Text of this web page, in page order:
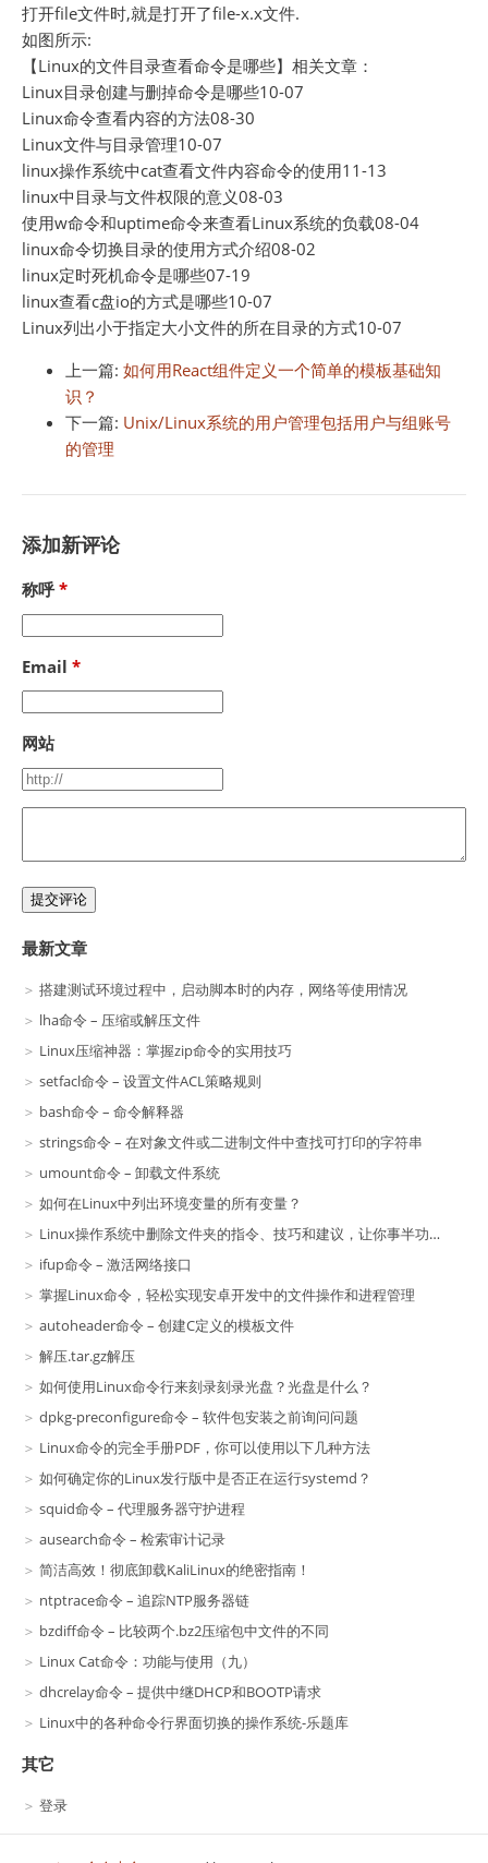
打开file文件时,就是打开了file-x.x文件.
如图所示:
【Linux的文件目录查看命令是哪些】相关文章：
Linux目录创建与删掉命令是哪些10-07
Linux命令查看内容的方法08-30
Linux文件与目录管理10-07
linux操作系统中cat查看文件内容命令的使用11-13
linux中目录与文件权限的意义08-03
使用w命令和uptime命令来查看Linux系统的负载08-04
linux命令切换目录的使用方式介绍08-02
linux定时死机命令是哪些07-19
linux查看c盘io的方式是哪些10-07
Linux列出小于指定大小文件的所在目录的方式10-07
上一篇: 如何用React组件定义一个简单的模板基础知
识？
下一篇: Unix/Linux系统的用户管理包括用户与组账号
的管理
添加新评论
称呼
Email
网站
提交评论
最新文章
搭建测试环境过程中，启动脚本时的内存，网络等使用情况
lha命令 – 压缩或解压文件
Linux压缩神器：掌握zip命令的实用技巧
setfacl命令 – 设置文件ACL策略规则
bash命令 – 命令解释器
strings命令 – 在对象文件或二进制文件中查找可打印的字符串
umount命令 – 卸载文件系统
如何在Linux中列出环境变量的所有变量？
Linux操作系统中删除文件夹的指令、技巧和建议，让你事半功倍！
ifup命令 – 激活网络接口
掌握Linux命令，轻松实现安卓开发中的文件操作和进程管理
autoheader命令 – 创建C定义的模板文件
解压.tar.gz解压
如何使用Linux命令行来刻录刻录光盘？光盘是什么？
dpkg-preconfigure命令 – 软件包安装之前询问问题
Linux命令的完全手册PDF，你可以使用以下几种方法
如何确定你的Linux发行版中是否正在运行systemd？
squid命令 – 代理服务器守护进程
ausearch命令 – 检索审计记录
简洁高效！彻底卸载KaliLinux的绝密指南！
ntptrace命令 – 追踪NTP服务器链
bzdiff命令 – 比较两个.bz2压缩包中文件的不同
Linux Cat命令：功能与使用（九）
dhcrelay命令 – 提供中继DHCP和BOOTP请求
Linux中的各种命令行界面切换的操作系统-乐题库
其它
登录